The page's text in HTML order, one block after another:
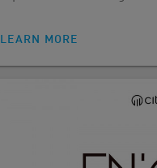
LEARN MORE